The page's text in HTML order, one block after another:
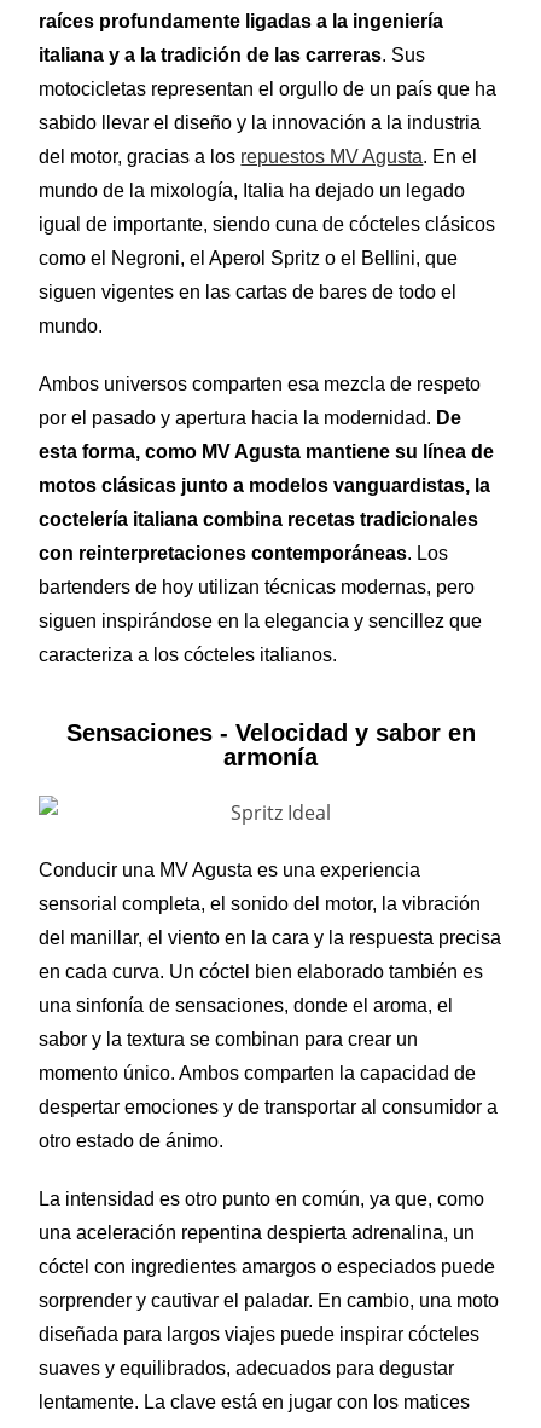
raíces profundamente ligadas a la ingeniería
italiana y a la tradición de las carreras. Sus
motocicletas representan el orgullo de un país que ha
sabido llevar el diseño y la innovación a la industria
del motor, gracias a los repuestos MV Agusta. En el
mundo de la mixología, Italia ha dejado un legado
igual de importante, siendo cuna de cócteles clásicos
como el Negroni, el Aperol Spritz o el Bellini, que
siguen vigentes en las cartas de bares de todo el
mundo.
Ambos universos comparten esa mezcla de respeto
por el pasado y apertura hacia la modernidad. De
esta forma, como MV Agusta mantiene su línea de
motos clásicas junto a modelos vanguardistas, la
coctelería italiana combina recetas tradicionales
con reinterpretaciones contemporáneas. Los
bartenders de hoy utilizan técnicas modernas, pero
siguen inspirándose en la elegancia y sencillez que
caracteriza a los cócteles italianos.
Sensaciones - Velocidad y sabor en
armonía
Conducir una MV Agusta es una experiencia
sensorial completa, el sonido del motor, la vibración
del manillar, el viento en la cara y la respuesta precisa
en cada curva. Un cóctel bien elaborado también es
una sinfonía de sensaciones, donde el aroma, el
sabor y la textura se combinan para crear un
momento único. Ambos comparten la capacidad de
despertar emociones y de transportar al consumidor a
otro estado de ánimo.
La intensidad es otro punto en común, ya que, como
una aceleración repentina despierta adrenalina, un
cóctel con ingredientes amargos o especiados puede
sorprender y cautivar el paladar. En cambio, una moto
diseñada para largos viajes puede inspirar cócteles
suaves y equilibrados, adecuados para degustar
lentamente. La clave está en jugar con los matices